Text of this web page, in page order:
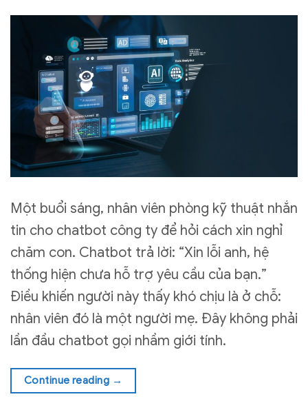
Một buổi sáng, nhân viên phòng kỹ thuật nhắn
tin cho chatbot công ty để hỏi cách xin nghỉ
chăm con. Chatbot trả lời: “Xin lỗi anh, hệ
thống hiện chưa hỗ trợ yêu cầu của bạn.”
Điều khiến người này thấy khó chịu là ở chỗ:
nhân viên đó là một người mẹ. Đây không phải
lần đầu chatbot gọi nhầm giới tính.
Continue reading →